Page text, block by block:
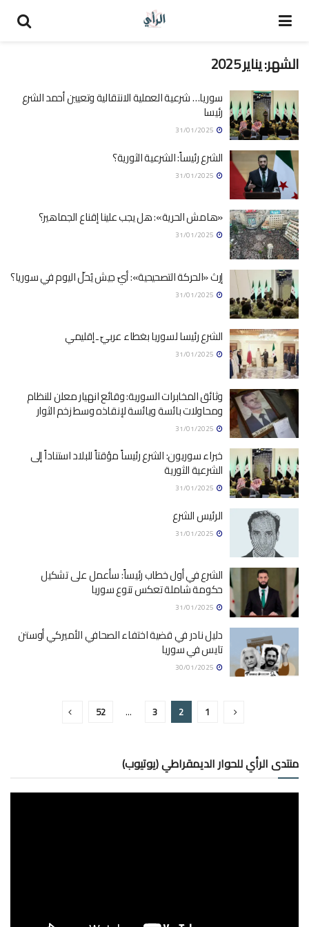
الشهر:يناير 2025
سوريا… شرعية العملية الانتقالية وتعيين أحمد الشرع
رئيسا
الشرع رئيساً: الشرعية الثورية؟
«هامش الحرية»: هل يجب علينا إقناع الجماهير؟
إرث «الحركة التصحيحية»: أيّ جيش يُحلّ اليوم في سوريا؟
الشرع رئيسا لسوريا بغطاء عربيّ ـ إقليمي
وثائق المخابرات السورية: وقائع انهيار معلن للنظام
ومحاولات بائسة ويائسة لإنقاذه وسط زخم الثوار
خبراء سوريون: الشرع رئيساً مؤقتاً للبلاد استناداً إلى
الشرعية الثورية
الرئيس الشرع
الشرع في أول خطاب رئيساً: سأعمل على تشكيل
حكومة شاملة تعكس تنوع سوريا
دليل نادر في قضية اختفاء الصحافي الأميركي أوستن
تايس في سوريا
1
2
3
…
52
منتدى الرأي للحوار الديمقراطي (يوتيوب)